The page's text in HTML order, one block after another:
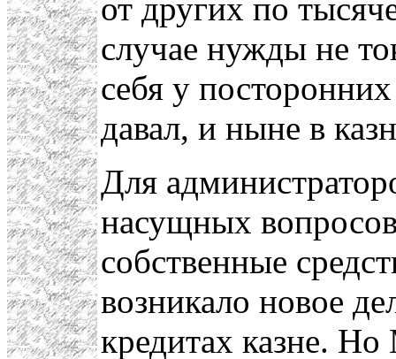
от других по
случае нужды не
себя у
давал, и ныне в
Для
насущных
собственные
возникало новое
кредитах казне.